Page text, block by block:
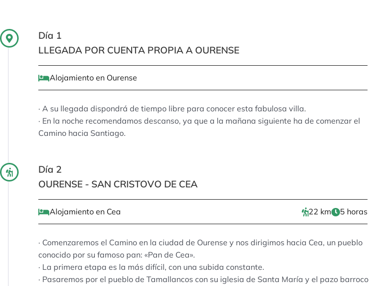
Día 1
LLEGADA POR CUENTA PROPIA A OURENSE
Alojamiento en Ourense
· A su llegada dispondrá de tiempo libre para conocer esta fabulosa villa.
· En la noche recomendamos descanso, ya que a la mañana siguiente ha de comenzar el
Camino hacia Santiago.
Día 2
OURENSE - SAN CRISTOVO DE CEA
Alojamiento en Cea 22 km 5 horas
· Comenzaremos el Camino en la ciudad de Ourense y nos dirigimos hacia Cea, un pueblo
conocido por su famoso pan: «Pan de Cea».
· La primera etapa es la más difícil, con una subida constante.
· Pasaremos por el pueblo de Tamallancos con su iglesia de Santa María y el pazo barroco